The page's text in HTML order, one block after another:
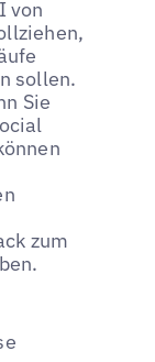
von
sollen.
Sie
zum